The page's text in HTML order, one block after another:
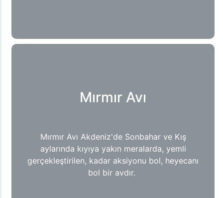
Mırmır Avı
Mırmır Avı Akdeniz'de Sonbahar ve Kış
aylarında kıyıya yakın meralarda, yemli
gerçekleştirilen, kadar aksiyonu bol, heyecanı
bol bir avdır.